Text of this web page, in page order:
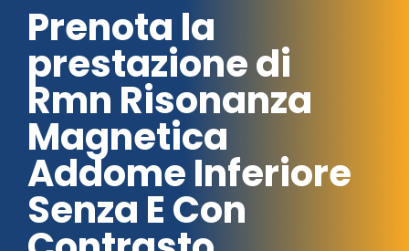
Prenota la
prestazione di
Rmn Risonanza
Magnetica
Addome Inferiore
Senza E Con